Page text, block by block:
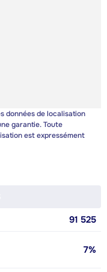
données de localisation
garantie. Toute
est expressément
91 525
7%